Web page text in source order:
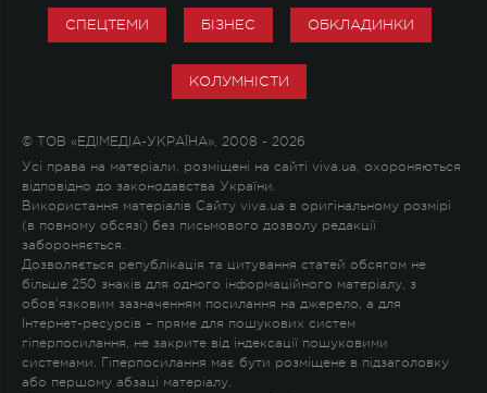
СПЕЦТЕМИ БІЗНЕС ОБКЛАДИНКИ
КОЛУМНІСТИ
© ТОВ «ЕДІМЕДІА-УКРАЇНА», 2008 - 2026
Усі права на матеріали, розміщені на сайті viva.ua, охороняються
відповідно до законодавства України.
Використання матеріалів Сайту viva.ua в оригінальному розмірі
(в повному обсязі) без письмового дозволу редакції
забороняється.
Дозволяється републікація та цитування статей обсягом не
більше 250 знаків для одного інформаційного матеріалу, з
обов'язковим зазначенням посилання на джерело, а для
Інтернет-ресурсів – пряме для пошукових систем
гіперпосилання, не закрите від індексації пошуковими
системами. Гіперпосилання має бути розміщене в підзаголовку
або першому абзаці матеріалу.